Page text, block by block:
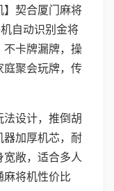
】契合厦门麻将
自动识别金将
不卡牌漏牌，操
庭聚会玩牌，传
设计，推倒胡
器加厚机芯，耐
敞，适合多人
麻将机性价比